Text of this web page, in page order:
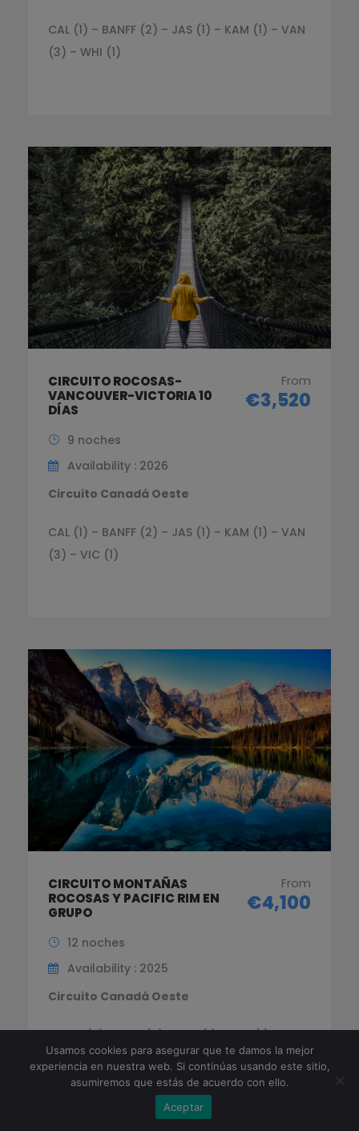
CAL (1) – BANFF (2) – JAS (1) – KAM (1) – VAN
(3) – WHI (1)
CIRCUITO ROCOSAS-
VANCOUVER-VICTORIA 10
DÍAS
From
€3,520
9 noches
Availability : 2026
Circuito Canadá Oeste
CAL (1) – BANFF (2) – JAS (1) – KAM (1) – VAN
(3) – VIC (1)
CIRCUITO MONTAÑAS
ROCOSAS Y PACIFIC RIM EN
GRUPO
From
€4,100
12 noches
Availability : 2025
Circuito Canadá Oeste
CANM (2) – GOL (2) – JAS (1) – VAL (1) –
CHAK (1) – WHI (1) – VAN (1)
Usamos cookies para asegurar que te damos la mejor
experiencia en nuestra web. Si continúas usando este sitio,
asumiremos que estás de acuerdo con ello.
Aceptar